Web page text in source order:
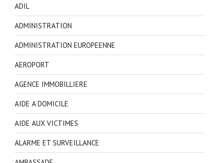
ADIL
ADMINISTRATION
ADMINISTRATION EUROPEENNE
AEROPORT
AGENCE IMMOBILLIERE
AIDE A DOMICILE
AIDE AUX VICTIMES
ALARME ET SURVEILLANCE